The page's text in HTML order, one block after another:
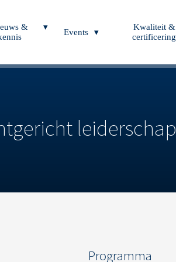
&
Events
Kwaliteit &
certificering
leiderschap
Programma